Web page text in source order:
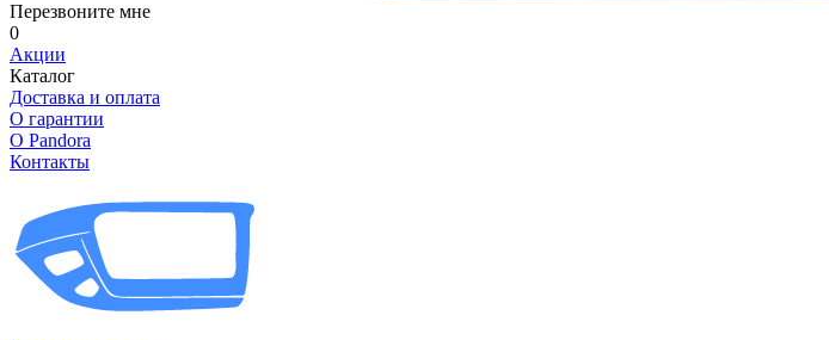
Перезвоните мне
0
Акции
Каталог
Доставка и оплата
О гарантии
О Pandora
Контакты